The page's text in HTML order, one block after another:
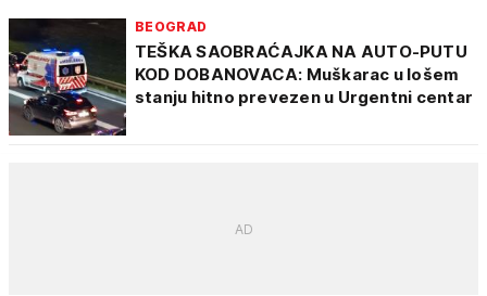
BEOGRAD
TEŠKA SAOBRAĆAJKA NA AUTO-PUTU
KOD DOBANOVACA: Muškarac u lošem
stanju hitno prevezen u Urgentni centar